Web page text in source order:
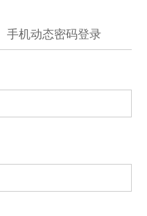
手机动态密码登录